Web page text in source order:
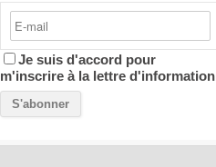
Je suis d'accord pour
m'inscrire à la lettre d'information